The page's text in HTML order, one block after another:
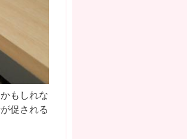
もしれな
促される